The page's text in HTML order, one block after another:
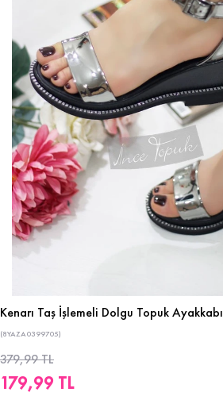
Kenarı Taş İşlemeli Dolgu Topuk Ayakkabı
(8YAZA0399705)
379,99 TL
179,99 TL